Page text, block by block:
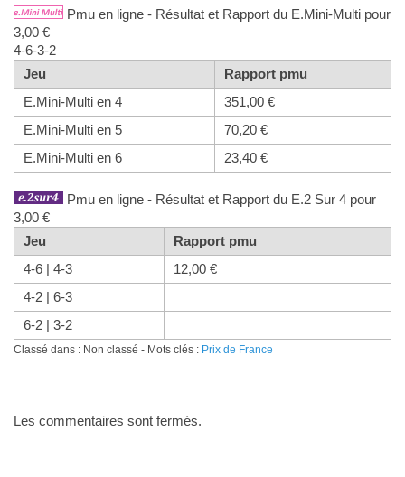
Pmu en ligne - Résultat et Rapport du E.Mini-Multi pour
3,00 €
4-6-3-2
Jeu
Rapport pmu
E.Mini-Multi en 4
351,00 €
E.Mini-Multi en 5
70,20 €
E.Mini-Multi en 6
23,40 €
Pmu en ligne - Résultat et Rapport du E.2 Sur 4 pour
3,00 €
Jeu
Rapport pmu
4-6 | 4-3
12,00 €
4-2 | 6-3
6-2 | 3-2
Classé dans : Non classé - Mots clés : Prix de France
Les commentaires sont fermés.